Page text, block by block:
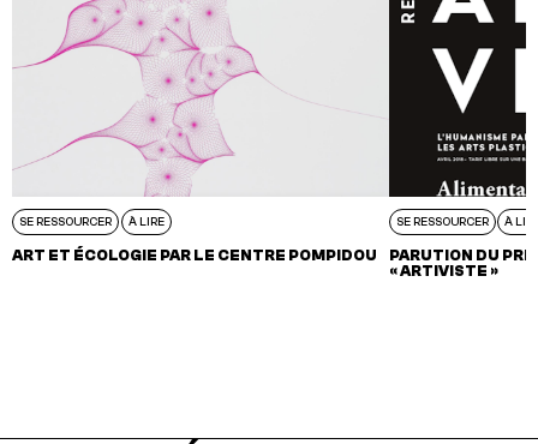
SE RESSOURCER À LIRE
ART ET ÉCOLOGIE PAR LE CENTRE POMPIDOU
SE RESSOURCER À
PARUTION DU
« ARTIVISTE »